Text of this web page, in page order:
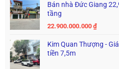
Bán nhà Đức Giang
tầng
22.900.000.000 ₫
Kim Quan Thượng -
tiền 7,5m